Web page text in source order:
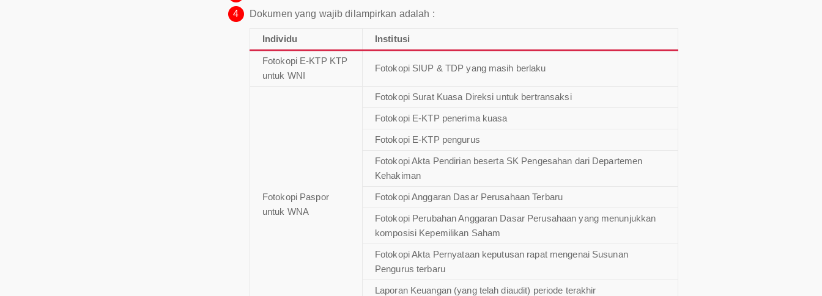
4
Dokumen yang wajib dilampirkan adalah :
Individu Institusi
Fotokopi E-KTP KTP
untuk WNI
Fotokopi SIUP & TDP yang masih berlaku
Fotokopi Paspor
untuk WNA
Fotokopi Surat Kuasa Direksi untuk bertransaksi
Fotokopi E-KTP penerima kuasa
Fotokopi E-KTP pengurus
Fotokopi Akta Pendirian beserta SK Pengesahan dari Departemen
Kehakiman
Fotokopi Anggaran Dasar Perusahaan Terbaru
Fotokopi Perubahan Anggaran Dasar Perusahaan yang menunjukkan
komposisi Kepemilikan Saham
Fotokopi Akta Pernyataan keputusan rapat mengenai Susunan
Pengurus terbaru
Laporan Keuangan (yang telah diaudit) periode terakhir